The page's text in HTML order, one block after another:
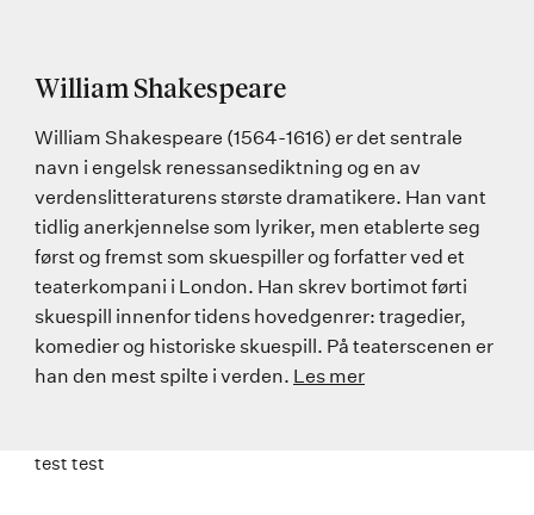
William Shakespeare
William Shakespeare (1564-1616) er det sentrale
navn i engelsk renessansediktning og en av
verdenslitteraturens største dramatikere. Han vant
tidlig anerkjennelse som lyriker, men etablerte seg
først og fremst som skuespiller og forfatter ved et
teaterkompani i London. Han skrev bortimot førti
skuespill innenfor tidens hovedgenrer: tragedier,
komedier og historiske skuespill. På teaterscenen er
han den mest spilte i verden. Les mer
test test